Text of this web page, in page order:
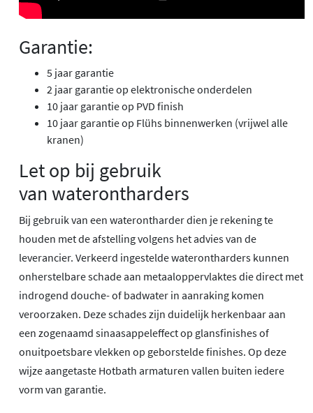
Garantie:
5 jaar garantie
2 jaar garantie op elektronische onderdelen
10 jaar garantie op PVD finish
10 jaar garantie op Flühs binnenwerken (vrijwel alle
kranen)
Let op bij gebruik
van waterontharders
Bij gebruik van een waterontharder dien je rekening te
houden met de afstelling volgens het advies van de
leverancier. Verkeerd ingestelde waterontharders kunnen
onherstelbare schade aan metaaloppervlaktes die direct met
indrogend douche- of badwater in aanraking komen
veroorzaken. Deze schades zijn duidelijk herkenbaar aan
een zogenaamd sinaasappeleffect op glansfinishes of
onuitpoetsbare vlekken op geborstelde finishes. Op deze
wijze aangetaste Hotbath armaturen vallen buiten iedere
vorm van garantie.